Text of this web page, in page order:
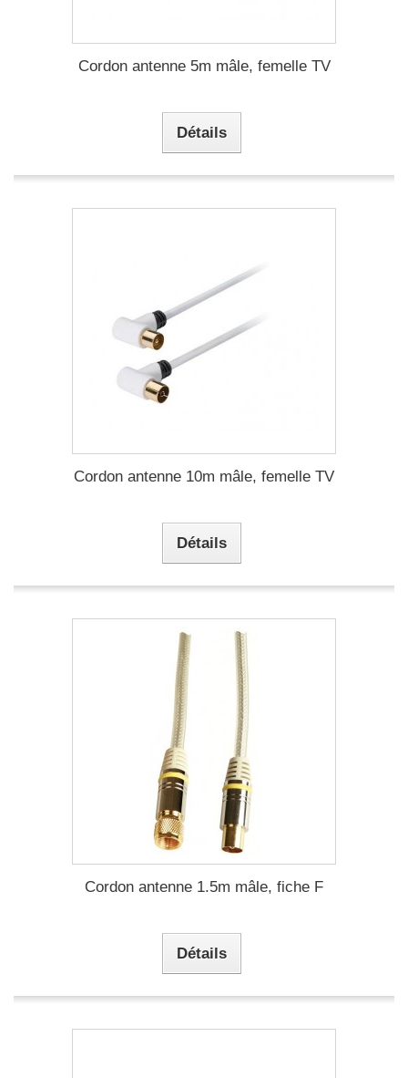
Cordon antenne 5m mâle, femelle TV
Détails
Cordon antenne 10m mâle, femelle TV
Détails
Cordon antenne 1.5m mâle, fiche F
Détails